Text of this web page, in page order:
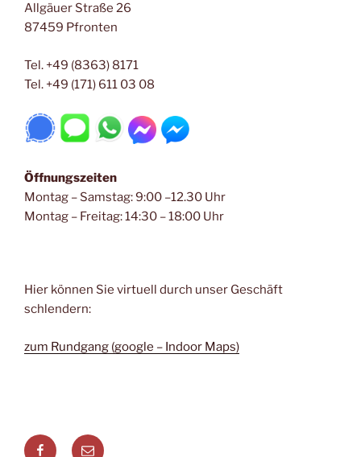
Allgäuer Straße 26
87459 Pfronten
Tel. +49 (8363) 8171
Tel. +49 (171) 611 03 08
Öffnungszeiten
Montag – Samstag: 9:00 –12.30 Uhr
Montag – Freitag: 14:30 – 18:00 Uhr
Hier können Sie virtuell durch unser Geschäft
schlendern:
zum Rundgang (google – Indoor Maps)
AlpenstyleAlpenstyle